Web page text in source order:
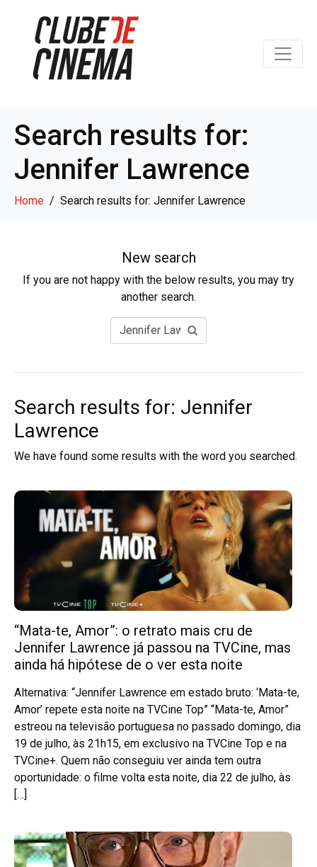
Search results for:
Jennifer Lawrence
Home Search results for: Jennifer Lawrence
New search
If you are not happy with the below results, you may try
another search.
Search results for: Jennifer
Lawrence
We have found some results with the word you searched.
“Mata-te, Amor”: o retrato mais cru de
Jennifer Lawrence já passou na TVCine, mas
ainda há hipótese de o ver esta noite
Alternativa: “Jennifer Lawrence em estado bruto: ‘Mata-te,
Amor’ repete esta noite na TVCine Top” “Mata-te, Amor”
estreou na televisão portuguesa no passado domingo, dia
19 de julho, às 21h15, em exclusivo na TVCine Top e na
TVCine+. Quem não conseguiu ver ainda tem outra
oportunidade: o filme volta esta noite, dia 22 de julho, às
[…]